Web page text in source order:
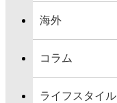
海外
コラム
ライフスタイル